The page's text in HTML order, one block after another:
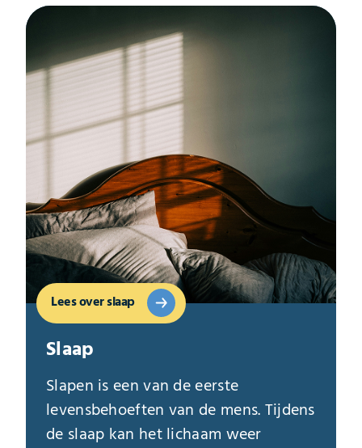
Lees over slaap
Slaap
Slapen is een van de eerste
levensbehoeften van de mens. Tijdens
de slaap kan het lichaam weer